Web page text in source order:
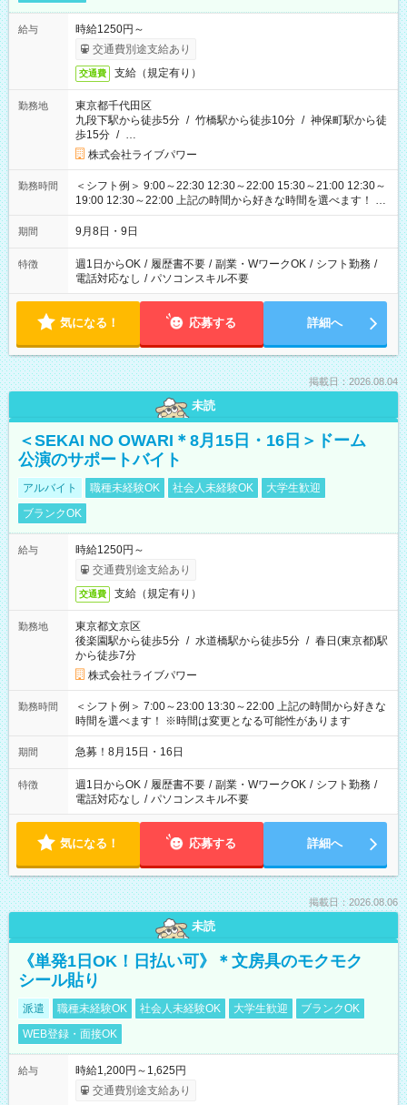
給与
時給1250円～
交通費別途支給あり
交通費 支給（規定有り）
勤務地
東京都千代田区
九段下駅から徒歩5分 / 竹橋駅から徒歩10分 / 神保町駅から徒
歩15分 / …
株式会社ライブパワー
勤務時間
＜シフト例＞ 9:00～22:30 12:30～22:00 15:30～21:00 12:30～
19:00 12:30～22:00 上記の時間から好きな時間を選べます！ ※
時間は変更となる可能性があります
期間 9月8日・9日
特徴 週1日からOK / 履歴書不要 / 副業・WワークOK / シフト勤務 /
電話対応なし / パソコンスキル不要
気になる！ 応募する 詳細へ
掲載日：2026.08.04
未読
＜SEKAI NO OWARI＊8月15日・16日＞ドーム
公演のサポートバイト
アルバイト 職種未経験OK 社会人未経験OK
大学生歓迎
ブランクOK
給与
時給1250円～
交通費別途支給あり
交通費 支給（規定有り）
勤務地
東京都文京区
後楽園駅から徒歩5分 / 水道橋駅から徒歩5分 / 春日(東京都)駅
から徒歩7分
株式会社ライブパワー
勤務時間
＜シフト例＞ 7:00～23:00 13:30～22:00 上記の時間から好きな
時間を選べます！ ※時間は変更となる可能性があります
期間 急募！8月15日・16日
特徴 週1日からOK / 履歴書不要 / 副業・WワークOK / シフト勤務 /
電話対応なし / パソコンスキル不要
気になる！ 応募する 詳細へ
掲載日：2026.08.06
未読
《単発1日OK！日払い可》＊文房具のモクモク
シール貼り
派遣 職種未経験OK 社会人未経験OK 大学生歓迎
ブランクOK
WEB登録・面接OK
給与
時給1,200円～1,625円
交通費別途支給あり